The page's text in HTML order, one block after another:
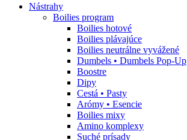
Nástrahy
Boilies program
Boilies hotové
Boilies plávajúce
Boilies neutrálne vyvážené
Dumbels • Dumbels Pop-Up
Boostre
Dipy
Cestá • Pasty
Arómy • Esencie
Boilies mixy
Amino komplexy
Suché prísady